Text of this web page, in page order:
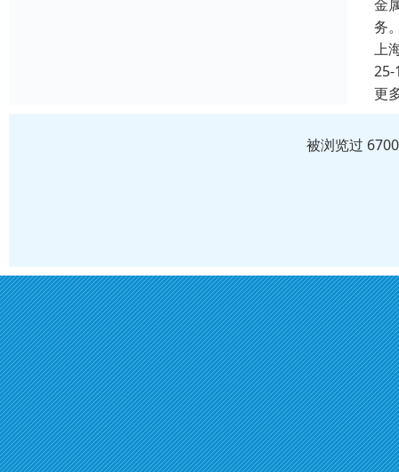
金
务
上
25-
更
被浏览过